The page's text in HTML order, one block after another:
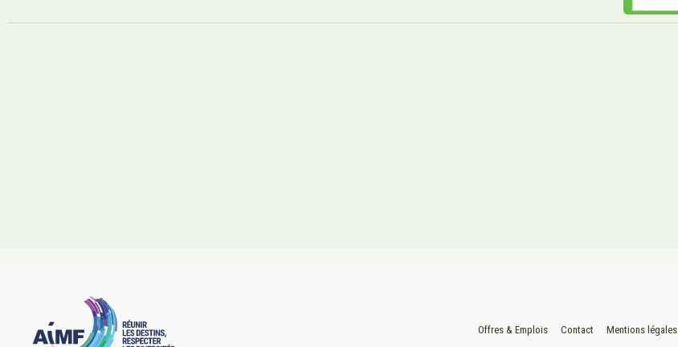
Offres & Emplois Contact Mentions légales